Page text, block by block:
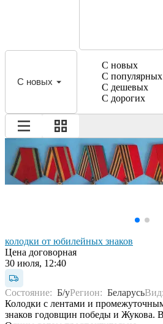
С новых
С новых
С популярных
С дешевых
С дорогих
колодки от юбилейных знаков
Цена договорная
30 июля, 12:40
Состояние: Б/уРегион: Беларусь
Колодки с лентами и
знаков годовщин победы и Жукова.